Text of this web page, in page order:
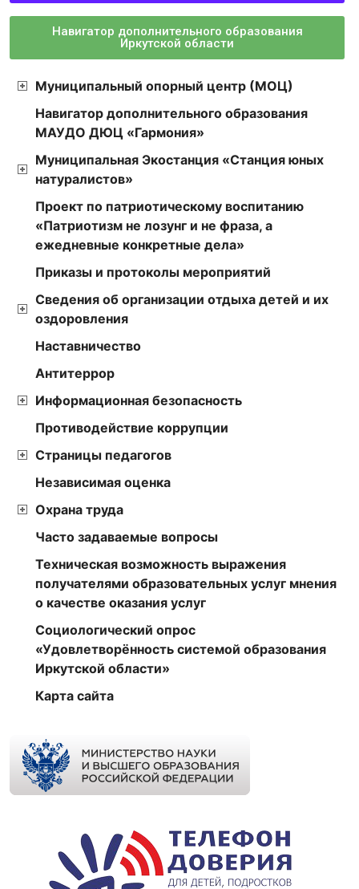
Навигатор дополнительного образования
Иркутской области
Муниципальный опорный центр (МОЦ)
Навигатор дополнительного образования
МАУДО ДЮЦ «Гармония»
Муниципальная Экостанция «Станция юных
натуралистов»
Проект по патриотическому воспитанию
«Патриотизм не лозунг и не фраза, а
ежедневные конкретные дела»
Приказы и протоколы мероприятий
Сведения об организации отдыха детей и их
оздоровления
Наставничество
Антитеррор
Информационная безопасность
Противодействие коррупции
Страницы педагогов
Независимая оценка
Охрана труда
Часто задаваемые вопросы
Техническая возможность выражения
получателями образовательных услуг мнения
о качестве оказания услуг
Социологический опрос
«Удовлетворённость системой образования
Иркутской области»
Карта сайта